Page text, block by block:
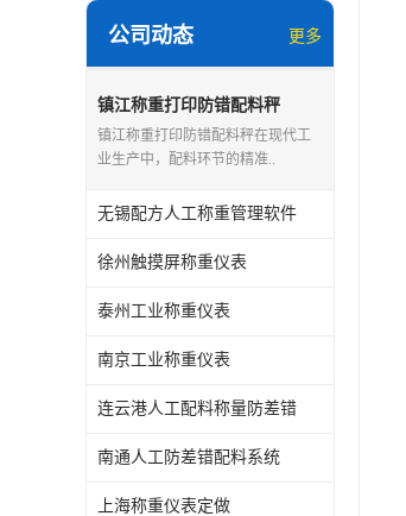
公司动态 更多
镇江称重打印防错配料秤
镇江称重打印防错配料秤在现代工
业生产中，配料环节的精准..
无锡配方人工称重管理软件
徐州触摸屏称重仪表
泰州工业称重仪表
南京工业称重仪表
连云港人工配料称量防差错
南通人工防差错配料系统
上海称重仪表定做